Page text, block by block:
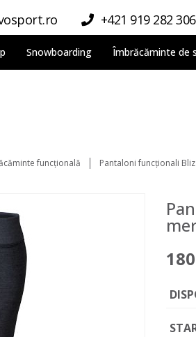
+421 919 282 306
Snowboarding Îmbrăcăminte de
funcțională Pantaloni funcționali